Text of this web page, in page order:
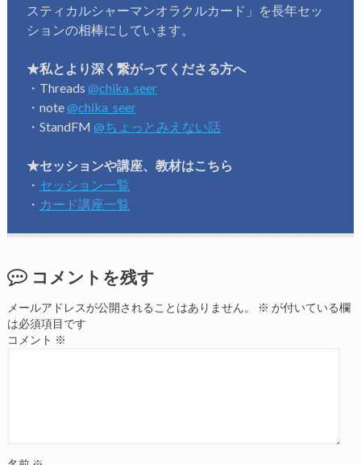
スティカルシャーマンオラクルカード」を長年セッ
ションの相棒にしています。
★私とより深く繋がってくださる方へ
・Threads @chika_seer
・note @chika_seer
・StandFM @ちょっとみえない話
★セッションや講座、教材はこちら
・ セッション一覧
・ カード講座一覧
コメントを残す
メールアドレスが公開されることはありません。 ※ が付いている欄
は必須項目です
コメント ※